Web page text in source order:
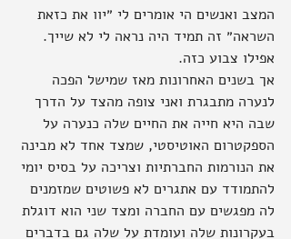
המצב ואנשים הי אומרים לי ״יוו את כזאת
השראה״ זה תמיד היה נראה לי לא שייך.
אפילו צבוע כזה.
אך בשנים האחרונות מאז שמישל הפכה
לנערה מתבגרת ואני צופה מהצד על הדרך
שבה היא חייה את החיים שלה כנערה על
הספקטרום האוטיסטי, שמצד אחד לא מבינה
את הנורמות החברתיות וצריכה על בסיס יומי
להתמודד עם אתגרים לא פשוטים שמזמנים
לה מפגשים עם החברה ומצד שני הוא דוגלת
בעקרונות שלה ועומדת על שלה גם בדברים